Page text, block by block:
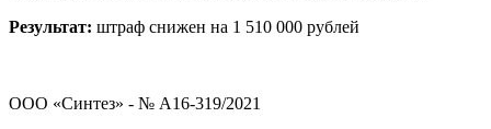
Результат: штраф снижен на 1 510 000 рублей
ООО «Синтез» - № А16-319/2021